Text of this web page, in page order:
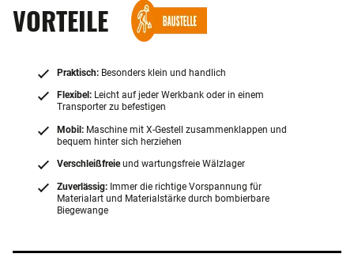
VORTEILE
Praktisch: Besonders klein und handlich
Flexibel: Leicht auf jeder Werkbank oder in einem
Transporter zu befestigen
Mobil: Maschine mit X-Gestell zusammenklappen und
bequem hinter sich herziehen
Verschleißfreieund wartungsfreie Wälzlager
Zuverlässig: Immer die richtige Vorspannung für
Materialart und Materialstärke durch bombierbare
Biegewange